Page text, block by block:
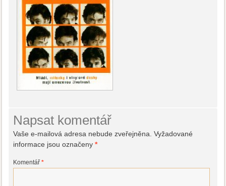
Napsat komentář
Vaše e-mailová adresa nebude zveřejněna. Vyžadované
informace jsou označeny*
Komentář*